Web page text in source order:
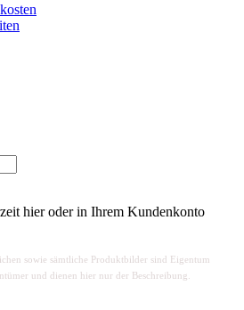
hier oder in Ihrem Kundenkonto
sowie sämtliche Produktbilder sind Eigentum
und dienen hier nur der Beschreibung.